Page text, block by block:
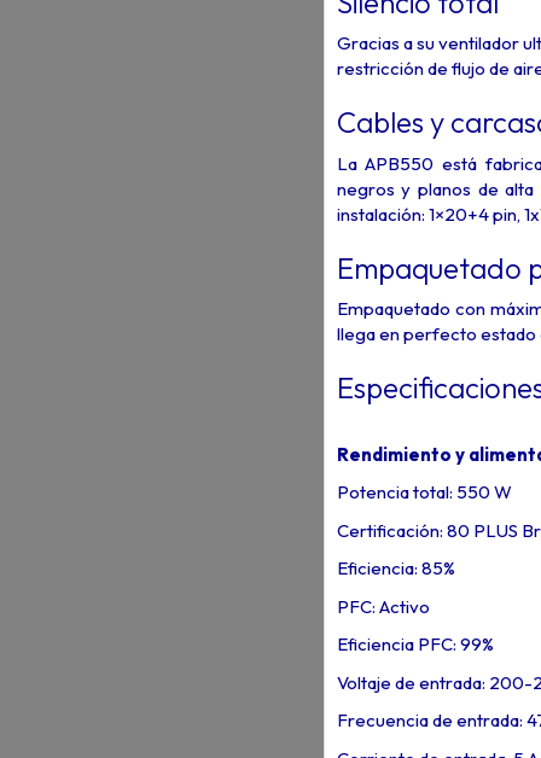
Gracias a su ventilador
restricción de flujo de
Cables y
La APB550 está
negros y planos de
instalación: 1×20+4 pin,
Empaquetado
Empaquetado con
llega en perfecto estado
Rendimiento y
Potencia total: 550 W
Certificación: 80 PLUS
Eficiencia: 85%
PFC: Activo
Eficiencia PFC: 99%
Voltaje de entrada: 200-
Frecuencia de entrada: